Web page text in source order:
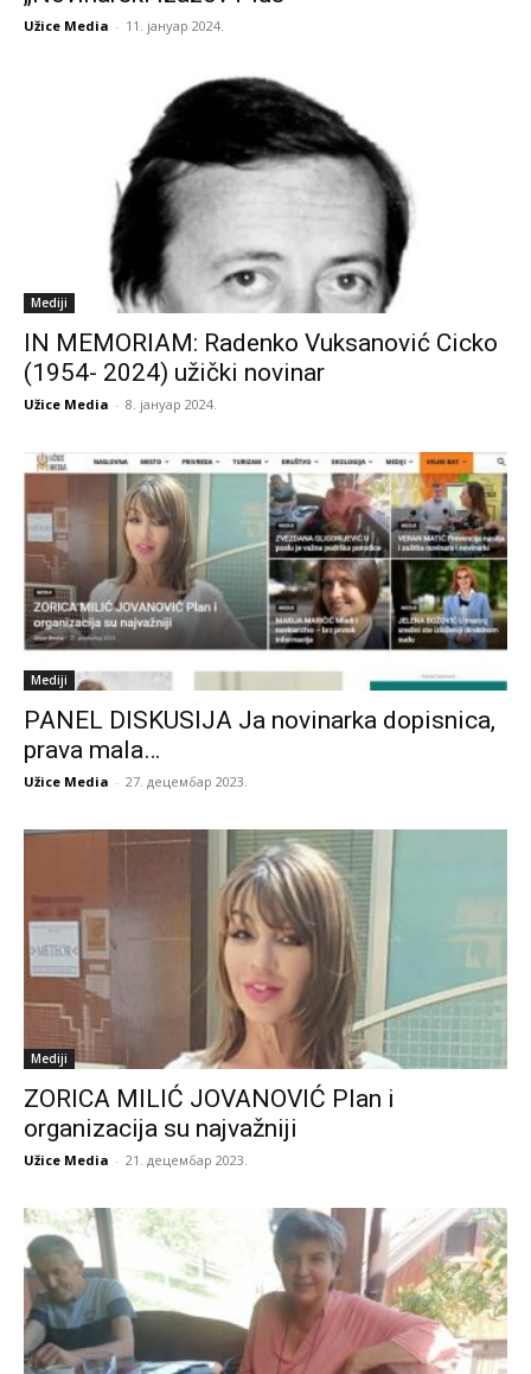
Užice Media - 11. јануар 2024.
Mediji
IN MEMORIAM: Radenko Vuksanović Cicko
(1954- 2024) užički novinar
Užice Media - 8. јануар 2024.
Mediji
PANEL DISKUSIJA Ja novinarka dopisnica,
prava mala…
Užice Media - 27. децембар 2023.
Mediji
ZORICA MILIĆ JOVANOVIĆ Plan i
organizacija su najvažniji
Užice Media - 21. децембар 2023.